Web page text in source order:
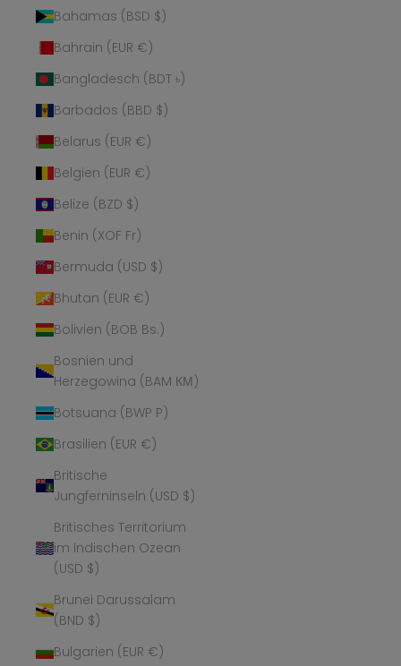
Bahamas (BSD $)
Bahrain (EUR €)
Bangladesch (BDT ৳)
Barbados (BBD $)
Belarus (EUR €)
Belgien (EUR €)
Belize (BZD $)
Benin (XOF Fr)
Bermuda (USD $)
Bhutan (EUR €)
Bolivien (BOB Bs.)
Bosnien und
Herzegowina (BAM КМ)
Botsuana (BWP P)
Brasilien (EUR €)
Britische
Jungferninseln (USD $)
Britisches Territorium
im Indischen Ozean
(USD $)
Brunei Darussalam
(BND $)
Bulgarien (EUR €)